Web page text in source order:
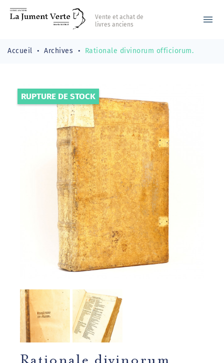
Vente et achat de
livres anciens
menu
Accueil Archives Rationale divinorum officiorum.
RUPTURE DE STOCK
Rationale divinorum